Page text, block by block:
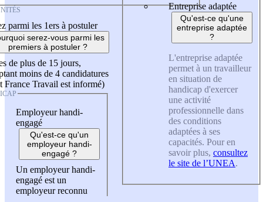
parmi les 1ers à postuler
serez-vous parmi les
premiers à postuler ?
de plus de 15 jours,
moins de 4 candidatures
France Travail est informé)
Employeur handi-
engagé
Qu'est-ce qu'un
employeur handi-
engagé ?
Un employeur handi-
engagé est un
employeur reconnu
Entreprise adaptée
Qu'est-ce qu'une
entreprise adaptée
?
L'entreprise adaptée
permet à un travailleur
en situation de
handicap d'exercer
une activité
professionnelle dans
des conditions
adaptées à ses
capacités. Pour en
savoir plus, consultez
le site de l’UNEA.